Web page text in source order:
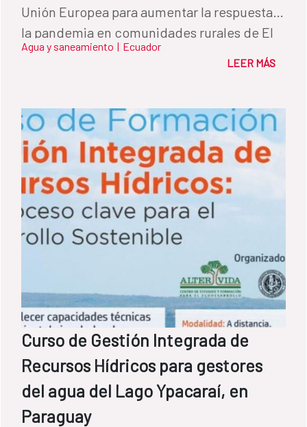
Unión Europea para aumentar la respuesta a
la pandemia en comunidades rurales de El
Salvador y Ecuador.
Agua y saneamiento | Ecuador
LEER MÁS
Curso de Gestión Integrada de
Recursos Hídricos para gestores
del agua del Lago Ypacaraí, en
Paraguay